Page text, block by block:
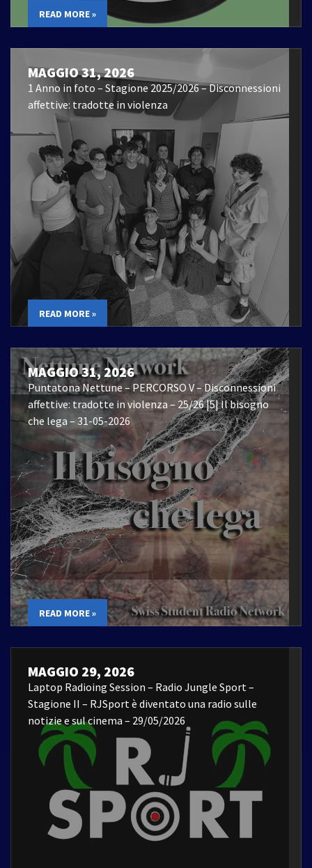
READ MORE »
MAGGIO 31, 2026
1 Anno in foto – Stagione 2025/2026 – Disconnessioni
affettive: tradotte in violenza
READ MORE »
MAGGIO 31, 2026
Puntatona Nettune – PERCORSO V – Disconnessioni
affettive: tradotte in violenza – 25/26 |5| Il bisogno
che lega – 31-05-2026
READ MORE »
MAGGIO 29, 2026
Laptop Radioing Session – Radio Jungle Sport –
Stagione II – RJSport è diventato una radio sulle
notizie e sul cinema – 29/05/2026